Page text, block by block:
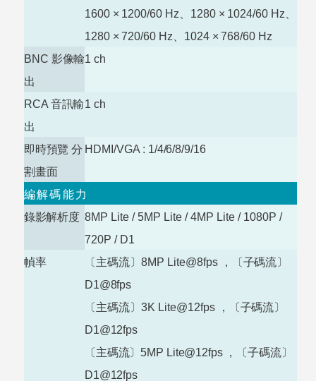
1600 × 1200/60 Hz 1280 × 1024/60 Hz
1280 ×720/60 Hz 1024 ×768/60 Hz
BNC 影像輸
出
1 ch
RCA 音訊輸
出
1 ch
即時預覽 分
割畫面
HDMI/VGA : 1/4/6/8/9/16
編解碼能力
錄影解析度 8MP Lite / 5MP Lite / 4MP Lite / 1080P /
720P / D1
幀率
〔主碼流〕8MP Lite@8fps
，〔子碼流〕
D1@8fps
〔主碼流〕3K Lite@12fps
，〔子碼流〕
D1@12fps
〔主碼流〕5MP Lite@12fps ，〔子碼流〕
D1@12fps